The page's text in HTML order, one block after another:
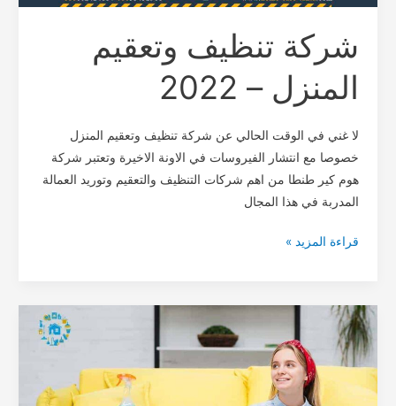
شركة تنظيف وتعقيم
المنزل – 2022
لا غني في الوقت الحالي عن شركة تنظيف وتعقيم المنزل
خصوصا مع انتشار الفيروسات في الاونة الاخيرة وتعتبر شركة
هوم كير طنطا من اهم شركات التنظيف والتعقيم وتوريد العمالة
المدربة في هذا المجال
قراءة المزيد »
مكاتب
تنظيف
منازل
بطنطا